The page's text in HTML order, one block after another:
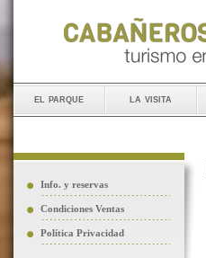
el parque la visita
Info. y reservas
Condiciones Ventas
Política Privacidad